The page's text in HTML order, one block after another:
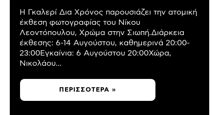
Η Γκαλερί Δια Χρόνος παρουσιάζει την ατομική
έκθεση φωτογραφίας του Νίκου
Λεοντόπουλου, Χρώμα στην Σιωπή.Διάρκεια
έκθεσης: 6-14 Αυγούστου, καθημερινά 20:00-
23:00Εγκαίνια: 6 Αυγούστου 20:00Χώρα,
Νικολάου...
ΠΕΡΙΣΣΌΤΕΡΑ »